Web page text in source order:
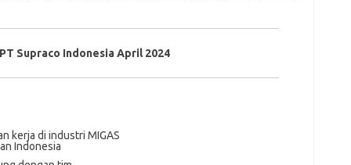
Supraco Indonesia April 2024
kеrjа di іnduѕtrі MIGAS
Indonesia